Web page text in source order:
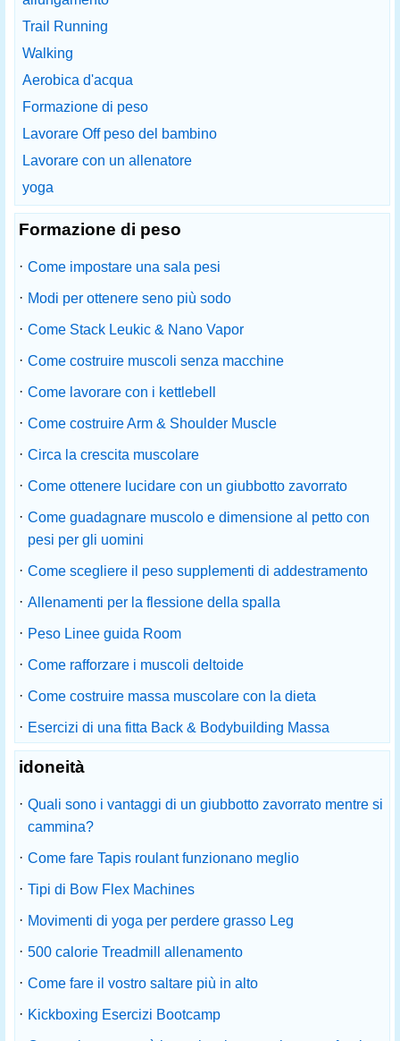
Trail Running
Walking
Aerobica d'acqua
Formazione di peso
Lavorare Off peso del bambino
Lavorare con un allenatore
yoga
Formazione di peso
· Come impostare una sala pesi
· Modi per ottenere seno più sodo
· Come Stack Leukic & Nano Vapor
· Come costruire muscoli senza macchine
· Come lavorare con i kettlebell
· Come costruire Arm & Shoulder Muscle
· Circa la crescita muscolare
· Come ottenere lucidare con un giubbotto zavorrato
· Come guadagnare muscolo e dimensione al petto con
pesi per gli uomini
· Come scegliere il peso supplementi di addestramento
· Allenamenti per la flessione della spalla
· Peso Linee guida Room
· Come rafforzare i muscoli deltoide
· Come costruire massa muscolare con la dieta
· Esercizi di una fitta Back & Bodybuilding Massa
idoneità
· Quali sono i vantaggi di un giubbotto zavorrato mentre si
cammina?
· Come fare Tapis roulant funzionano meglio
· Tipi di Bow Flex Machines
· Movimenti di yoga per perdere grasso Leg
· 500 calorie Treadmill allenamento
· Come fare il vostro saltare più in alto
· Kickboxing Esercizi Bootcamp